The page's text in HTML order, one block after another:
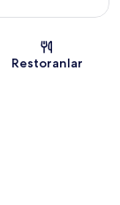
Restoranlar